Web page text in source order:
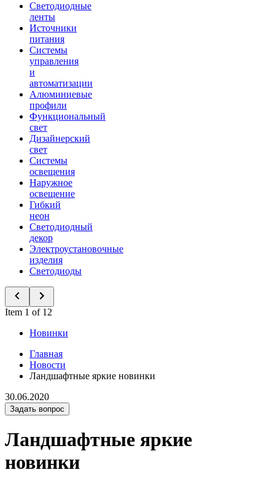
Светодиодные
ленты
Источники
питания
Системы
управления
и
автоматизации
Алюминиевые
профили
Функциональный
свет
Дизайнерский
свет
Системы
освещения
Наружное
освещение
Гибкий
неон
Светодиодный
декор
Электроустановочные
изделия
Светодиоды
Item 1 of 12
Новинки
Главная
Новости
Ландшафтные яркие новинки
30.06.2020
Задать вопрос
Ландшафтные яркие
новинки